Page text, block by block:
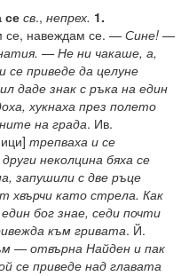
сесв., непрех. 1.
се, навеждам се. — Сине! —
— Не ни чакаше, а,
приведе да целуне
даде знак с ръка на един
хукнаха през полето
на града. Ив.
трепваха и се
неколцина бяха се
запушили с две ръце
хвърчи като стрела. Как
бог знае, седи почти
към гривата. Й.
— отвърна Найден и пак
се приведе над главата